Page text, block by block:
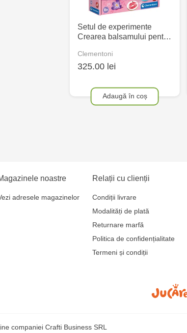
Setul de experimente
Crearea balsamului pent…
Clementoni
325.00 lei
Adaugă în coș
noastre
adresele magazinelor
Relații cu clienții
Condiții livrare
Modalități de plată
Returnare marfă
Politica de confidențialitate
Termeni și condiții
companiei Crafti Business SRL